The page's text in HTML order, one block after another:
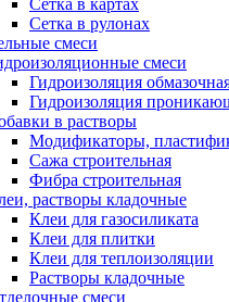
Сетка в картах
Сетка в рулонах
смеси
смеси
Гидроизоляция
Гидроизоляция
в растворы
Модификаторы,
Сажа строительная
Фибра строительная
растворы кладочные
Клеи для газосиликата
Клеи для плитки
Клеи для теплоизоляции
Растворы кладочные
смеси